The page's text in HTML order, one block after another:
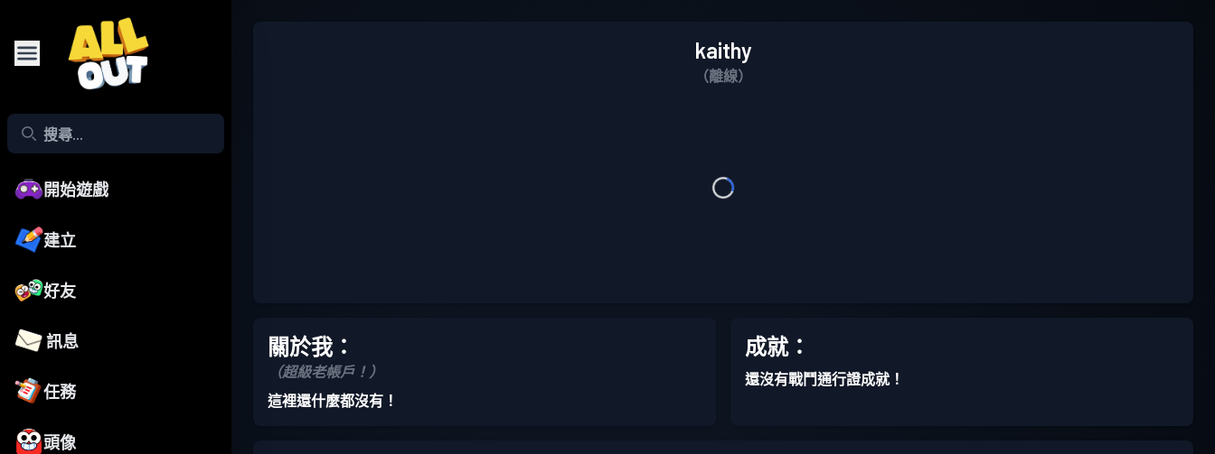
開始遊戲
建立
好友
訊息
任務
頭像
kaithy
（離線）
關於我：
（超級老帳戶！）
這裡還什麼都沒有！
成就：
還沒有戰鬥通行證成就！